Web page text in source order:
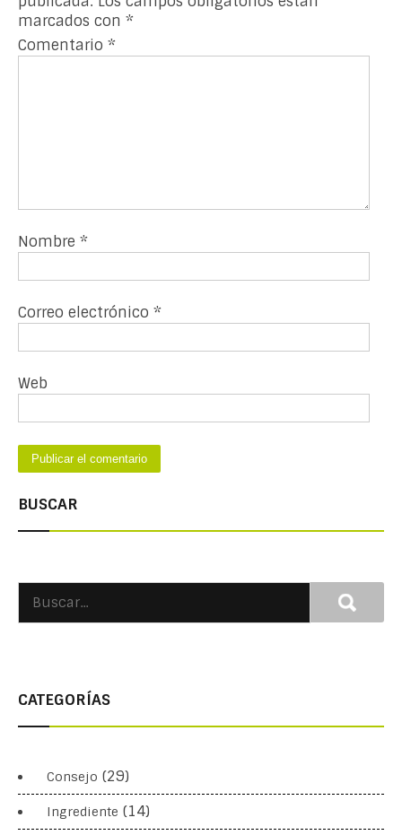
marcados con *
Comentario *
Nombre *
Correo electrónico *
Web
BUSCAR
CATEGORÍAS
Consejo (29)
Ingrediente (14)